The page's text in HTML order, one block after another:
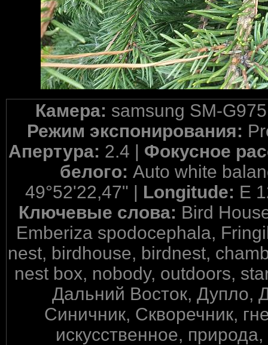
Камера: samsung SM-
Режим экспонирования:
Апертура: 2.4 | Фокусное
белого:Auto white
49°52'22,47" | Longitude: E
Ключевые слова: Bird
Emberiza spodocephala,
nest, birdhouse, birdnest,
nest box, nobody, outdoors,
Дальний Восток, Дупло,
Синичник, Скворечник,
искусственное,